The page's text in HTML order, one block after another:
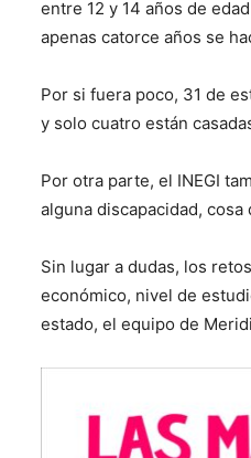
entre 12 y 14 años de
apenas catorce años se
Por si fuera poco, 31 de
y solo cuatro están
Por otra parte, el INEGI
alguna discapacidad,
Sin lugar a dudas, los
económico, nivel de
estado, el equipo de